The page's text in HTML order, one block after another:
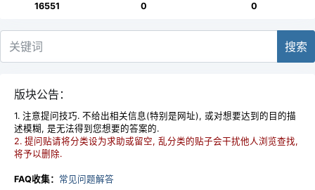
16551
0
0
搜索
版块公告：
1. 注意提问技巧. 不给出相关信息(特别是网址), 或对想要达到的目的描
述模糊, 是无法得到您想要的答案的.
2. 提问贴请将分类设为求助或留空, 乱分类的贴子会干扰他人浏览查找,
将予以删除.
FAQ收集： 常见问题解答